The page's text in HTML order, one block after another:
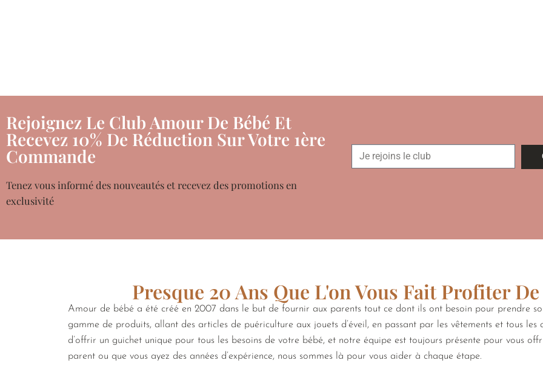
Rejoignez Le Club Amour De Bébé Et
Recevez 10% De Réduction Sur Votre 1ère
Commande
Tenez vous informé des nouveautés et recevez des promotions en
exclusivité
Presque 20 Ans Que L'on Vous Fait Profiter
Amour de bébé a été créé en 2007 dans le but de fournir aux parents tout ce dont ils ont besoin pour prendre
gamme de produits, allant des articles de puériculture aux jouets d’éveil, en passant par les vêtements et tous les
d’offrir un guichet unique pour tous les besoins de votre bébé, et notre équipe est toujours présente pour vous
parent ou que vous ayez des années d’expérience, nous sommes là pour vous aider à chaque étape.